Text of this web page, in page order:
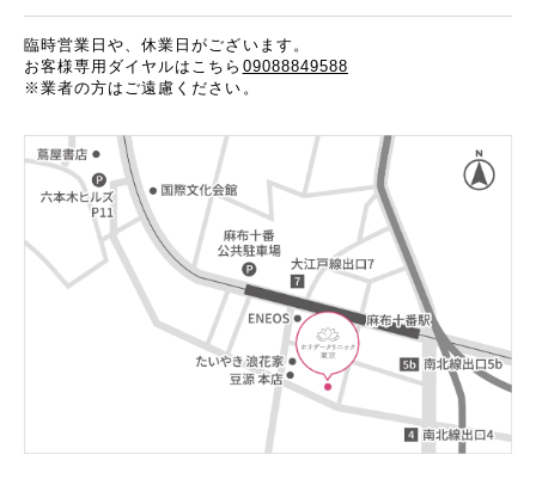
臨時営業日や、休業日がございます。
お客様専用ダイヤルはこちら 09088849588
※業者の方はご遠慮ください。